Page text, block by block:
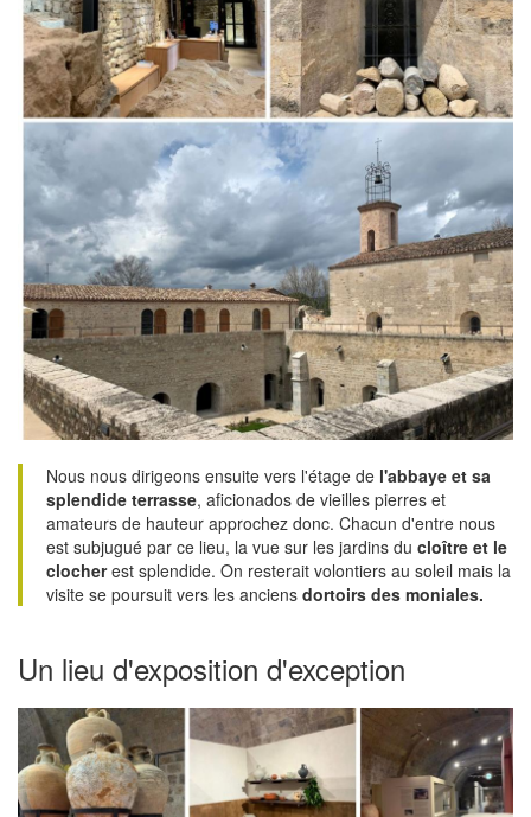
Nous nous dirigeons ensuite vers l'étage de l'abbaye et sa
splendide terrasse, aficionados de vieilles pierres et
amateurs de hauteur approchez donc. Chacun d'entre nous
est subjugué par ce lieu, la vue sur les jardins du cloître et le
clocherest splendide. On resterait volontiers au soleil mais la
visite se poursuit vers les anciens dortoirs des moniales.
Un lieu d'exposition d'exception